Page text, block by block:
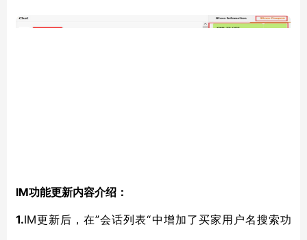
IM功能更新内容介绍：
1.IM更新后，在”会话列表“中增加了买家用户名搜索功